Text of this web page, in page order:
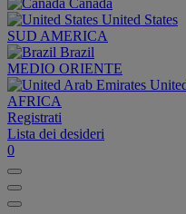
Canada
United States
SUD AMERICA
Brazil
MEDIO ORIENTE
AFRICA
Registrati
Lista dei desideri
0